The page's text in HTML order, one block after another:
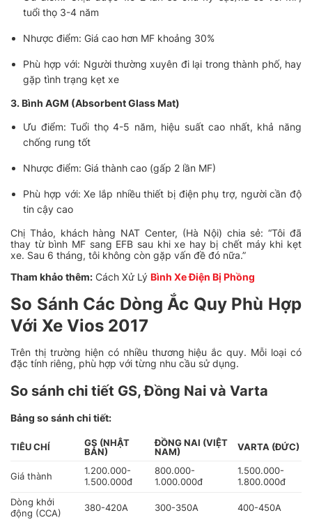
tuổi thọ 3-4 năm
Nhược điểm: Giá cao hơn MF khoảng 30%
Phù hợp với: Người thường xuyên đi lại trong thành phố, hay
gặp tình trạng kẹt xe
3. Bình AGM (Absorbent Glass Mat)
Ưu điểm: Tuổi thọ 4-5 năm, hiệu suất cao nhất, khả năng
chống rung tốt
Nhược điểm: Giá thành cao (gấp 2 lần MF)
Phù hợp với: Xe lắp nhiều thiết bị điện phụ trợ, người cần độ
tin cậy cao
Chị Thảo, khách hàng NAT Center, (Hà Nội) chia sẻ: “Tôi đã
thay từ bình MF sang EFB sau khi xe hay bị chết máy khi kẹt
xe. Sau 6 tháng, tôi không còn gặp vấn đề đó nữa.”
Tham khảo thêm: Cách Xử Lý Bình Xe Điện Bị Phồng
So Sánh Các Dòng Ắc Quy Phù Hợp
Với Xe Vios 2017
Trên thị trường hiện có nhiều thương hiệu ắc quy. Mỗi loại có
đặc tính riêng, phù hợp với từng nhu cầu sử dụng.
So sánh chi tiết GS, Đồng Nai và Varta
Bảng so sánh chi tiết:
TIÊU CHÍ
GS (NHẬT
BẢN)
ĐỒNG NAI (VIỆT
NAM)
VARTA (ĐỨC)
Giá thành
1.200.000-
1.500.000đ
800.000-
1.000.000đ
1.500.000-
1.800.000đ
Dòng khởi
động (CCA)
380-420A 300-350A 400-450A